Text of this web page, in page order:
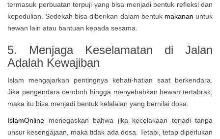
termasuk perbuatan terpuji yang bisa menjadi bentuk refleksi dan
kepedulian. Sedekah bisa diberikan dalam bentuk makanan untuk
hewan lain atau bantuan kepada sesama.
5. Menjaga Keselamatan di Jalan
Adalah Kewajiban
Islam mengajarkan pentingnya kehati-hatian saat berkendara.
Jika pengendara ceroboh hingga menyebabkan hewan tertabrak,
maka itu bisa menjadi bentuk kelalaian yang bernilai dosa.
IslamOnline menegaskan bahwa jika kecelakaan terjadi tanpa
unsur kesengajaan, maka tidak ada dosa. Tetapi, tetap diperlukan